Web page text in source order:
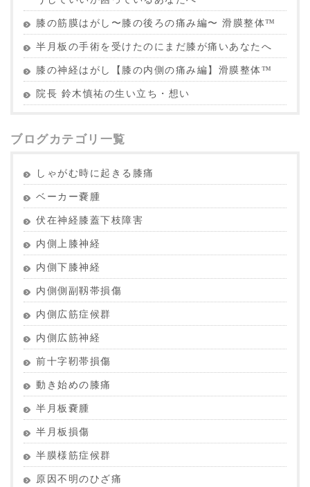
膝の筋膜はがし〜膝の後ろの痛み編〜 滑膜整体™︎
半月板の手術を受けたのにまだ膝が痛いあなたへ
膝の神経はがし【膝の内側の痛み編】滑膜整体™︎
院長 鈴木慎祐の生い立ち・想い
ブログカテゴリ一覧
しゃがむ時に起きる膝痛
ベーカー嚢腫
伏在神経膝蓋下枝障害
内側上膝神経
内側下膝神経
内側側副靱帯損傷
内側広筋症候群
内側広筋神経
前十字靭帯損傷
動き始めの膝痛
半月板嚢腫
半月板損傷
半膜様筋症候群
原因不明のひざ痛